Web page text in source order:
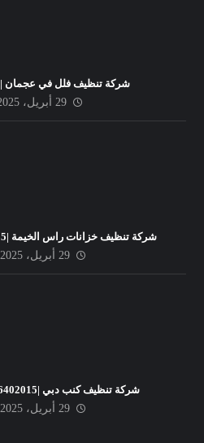
شركة تنظيف فلل في عجمان |0526402015| تعقيم
29 أبريل، 2025
شركة تنظيف خزانات راس الخيمة |0526402015| تعقيم وتطهير
29 أبريل، 2025
شركة تنظيف كنب دبي |0526402015| تنظيف المجالس
29 أبريل، 2025